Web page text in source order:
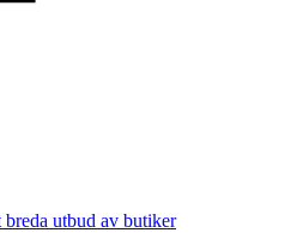
utbud av butiker